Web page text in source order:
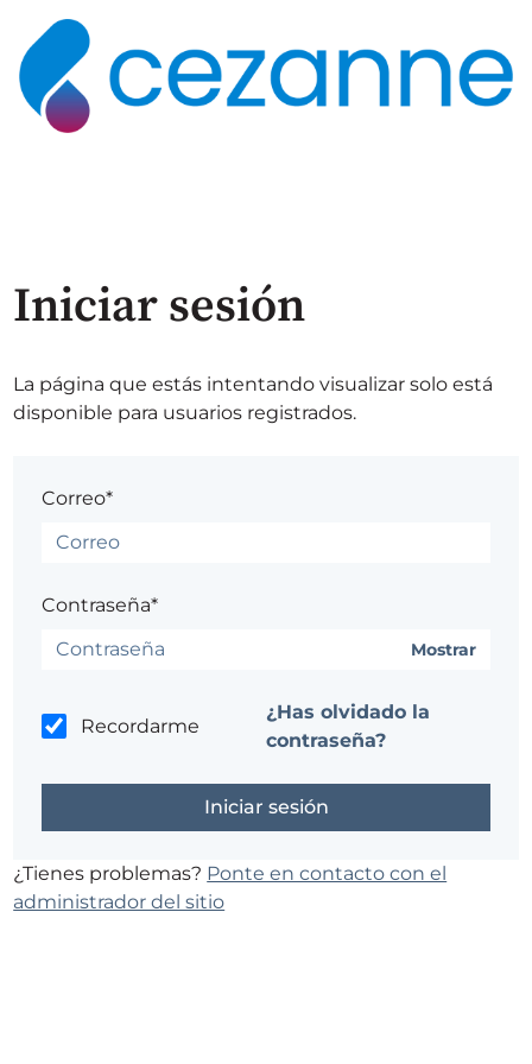
Iniciar sesión
La página que estás intentando visualizar solo está
disponible para usuarios registrados.
Correo*
Contraseña*
Mostrar
Recordarme
¿Has olvidado la
contraseña?
¿Tienes problemas? Ponte en contacto con el
administrador del sitio